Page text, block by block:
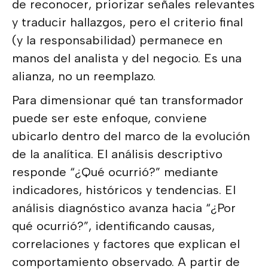
de reconocer, priorizar señales relevantes
y traducir hallazgos, pero el criterio final
(y la responsabilidad) permanece en
manos del analista y del negocio. Es una
alianza, no un reemplazo.
Para dimensionar qué tan transformador
puede ser este enfoque, conviene
ubicarlo dentro del marco de la evolución
de la analítica. El análisis descriptivo
responde “¿Qué ocurrió?” mediante
indicadores, históricos y tendencias. El
análisis diagnóstico avanza hacia “¿Por
qué ocurrió?”, identificando causas,
correlaciones y factores que explican el
comportamiento observado. A partir de